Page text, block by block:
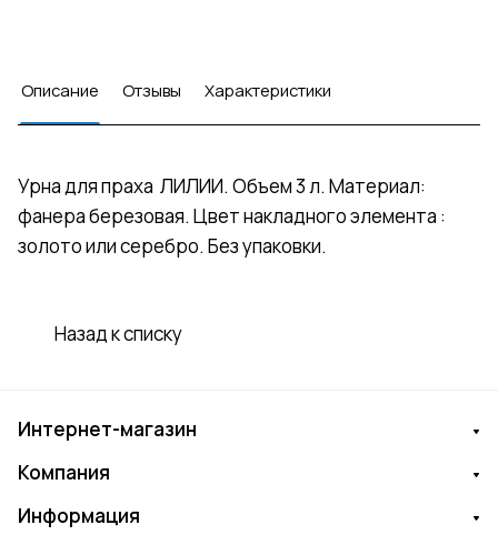
Описание Отзывы Характеристики
Урна для праха ЛИЛИИ. Объем 3 л. Материал:
фанера березовая. Цвет накладного элемента :
золото или серебро. Без упаковки.
Назад к списку
Интернет-магазин
Компания
Информация